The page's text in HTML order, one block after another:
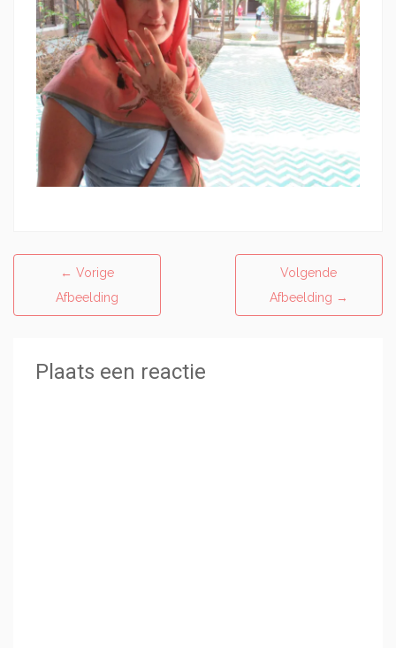
← Vorige
Afbeelding
Volgende
Afbeelding →
Plaats een reactie